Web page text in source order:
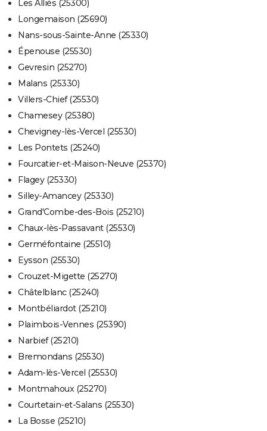
Les Alliés (25300)
Longemaison (25690)
Nans-sous-Sainte-Anne (25330)
Épenouse (25530)
Gevresin (25270)
Malans (25330)
Villers-Chief (25530)
Chamesey (25380)
Chevigney-lès-Vercel (25530)
Les Pontets (25240)
Fourcatier-et-Maison-Neuve (25370)
Flagey (25330)
Silley-Amancey (25330)
Grand'Combe-des-Bois (25210)
Chaux-lès-Passavant (25530)
Germéfontaine (25510)
Eysson (25530)
Crouzet-Migette (25270)
Châtelblanc (25240)
Montbéliardot (25210)
Plaimbois-Vennes (25390)
Narbief (25210)
Bremondans (25530)
Adam-lès-Vercel (25530)
Montmahoux (25270)
Courtetain-et-Salans (25530)
La Bosse (25210)